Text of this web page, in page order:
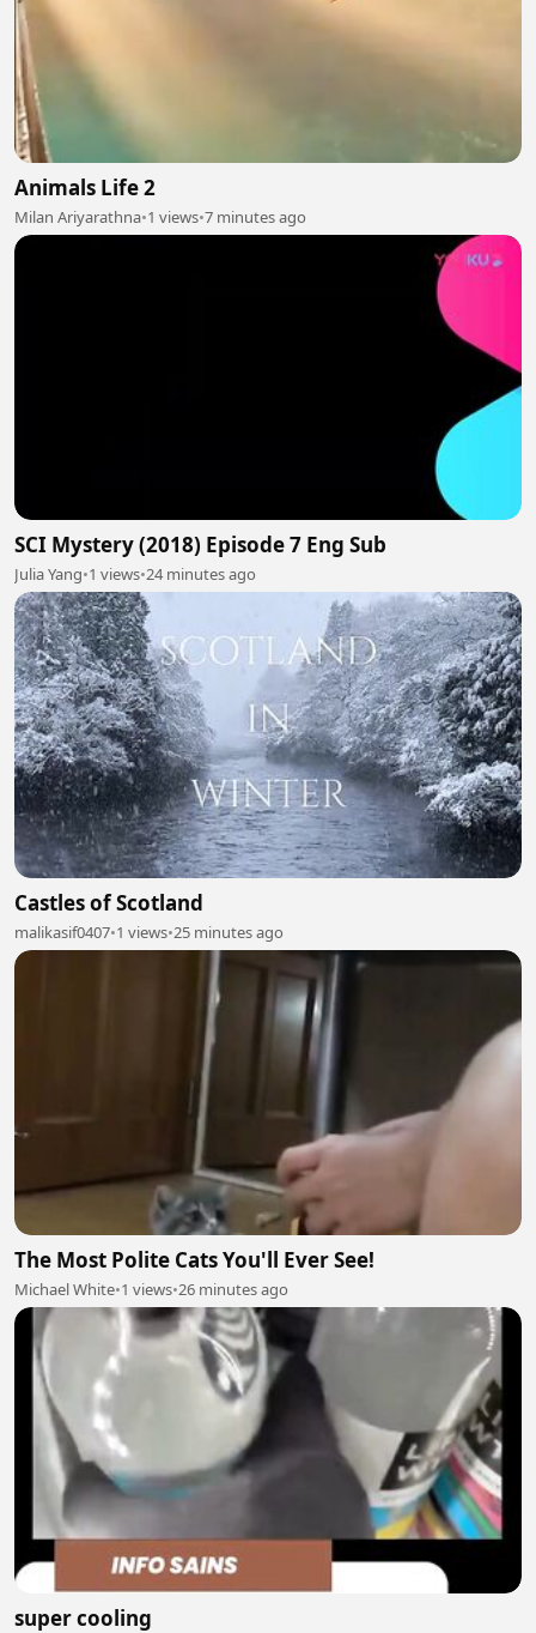
Animals Life 2
Milan Ariyarathna•1 views•7 minutes ago
SCI Mystery (2018) Episode 7 Eng Sub
Julia Yang•1 views•24 minutes ago
Castles of Scotland
malikasif0407•1 views•25 minutes ago
The Most Polite Cats You'll Ever See!
Michael White•1 views•26 minutes ago
super cooling